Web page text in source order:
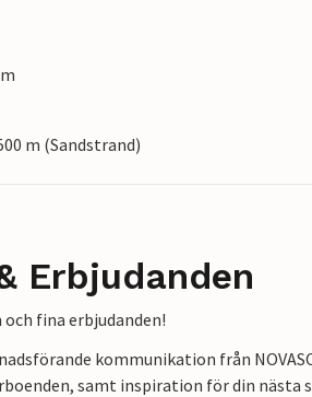
m (Sandstrand)
Erbjudanden
fina erbjudanden!
kommunikation från
samt inspiration för din nästa